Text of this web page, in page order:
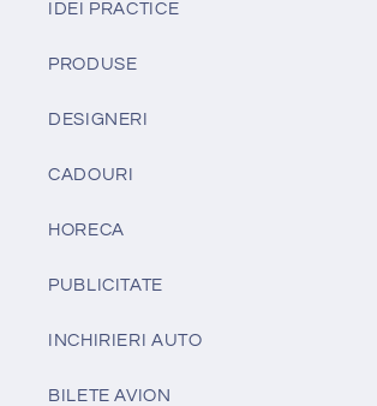
IDEI PRACTICE
PRODUSE
DESIGNERI
CADOURI
HORECA
PUBLICITATE
INCHIRIERI AUTO
BILETE AVION